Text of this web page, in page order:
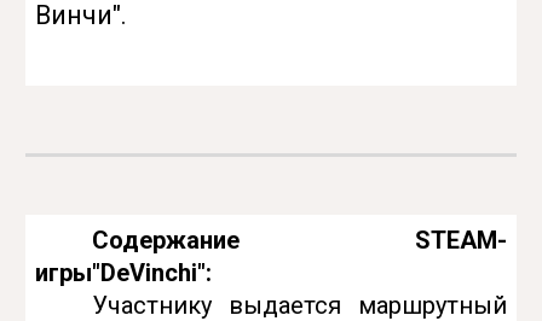
Винчи".
Содержание STEAM-
игры"DeVinchi":
Участнику выдается маршрутный